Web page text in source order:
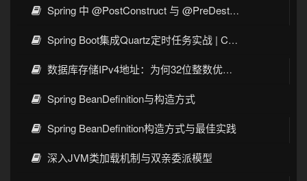
Spring 中 @PostConstruct 与 @PreDestroy 的完整与实战
Spring Boot集成Quartz定时任务实战 | Cron表达式详解
数据库存储IPv4地址：为何32位整数优于字符串 | 性能分析
Spring BeanDefinition与构造方式
Spring BeanDefinition构造方式与最佳实践
深入JVM类加载机制与双亲委派模型